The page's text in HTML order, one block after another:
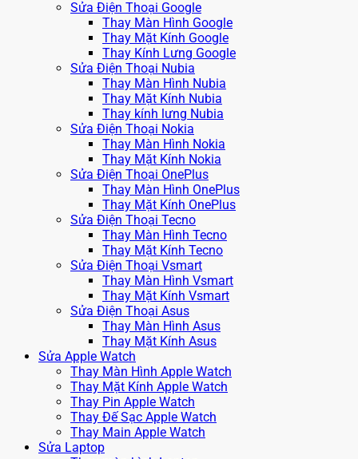
Sửa Điện Thoại Google
Thay Màn Hình Google
Thay Mặt Kính Google
Thay Kính Lưng Google
Sửa Điện Thoại Nubia
Thay Màn Hình Nubia
Thay Mặt Kính Nubia
Thay kính lưng Nubia
Sửa Điện Thoại Nokia
Thay Màn Hình Nokia
Thay Mặt Kính Nokia
Sửa Điện Thoại OnePlus
Thay Màn Hình OnePlus
Thay Mặt Kính OnePlus
Sửa Điện Thoại Tecno
Thay Màn Hình Tecno
Thay Mặt Kính Tecno
Sửa Điện Thoại Vsmart
Thay Màn Hình Vsmart
Thay Mặt Kính Vsmart
Sửa Điện Thoại Asus
Thay Màn Hình Asus
Thay Mặt Kính Asus
Sửa Apple Watch
Thay Màn Hình Apple Watch
Thay Mặt Kính Apple Watch
Thay Pin Apple Watch
Thay Đế Sạc Apple Watch
Thay Main Apple Watch
Sửa Laptop